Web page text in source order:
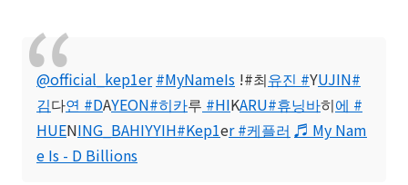
@official_kep1er #MyNameIs !#최유진 #YUJIN#
김다연 #DAYEON#히카루 #HIKARU#휴닝바히에 #
HUENING_BAHIYYIH#Kep1er #케플러 ♬ My Nam
e Is - D Billions